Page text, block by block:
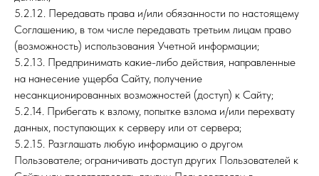
5.2.12. Передавать права и/или обязанности по настоящему
Соглашению, в том числе передавать третьим лицам право
(возможность) использования Учетной информации;
5.2.13. Предпринимать какие-либо действия, направленные
на нанесение ущерба Сайту, получение
несанкционированных возможностей (доступ) к Сайту;
5.2.14. Прибегать к взлому, попытке взлома и/или перехвату
данных, поступающих к серверу или от сервера;
5.2.15. Разглашать любую информацию о другом
Пользователе; ограничивать доступ других Пользователей к